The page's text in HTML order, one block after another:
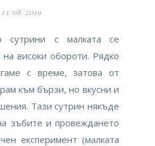
13/08/2019
сутрини с малката се
високи обороти. Рядко
с време, затова от
към бързи, но вкусни и
Тази сутрин някъде
зъбите и провеждането
експеримент (малката